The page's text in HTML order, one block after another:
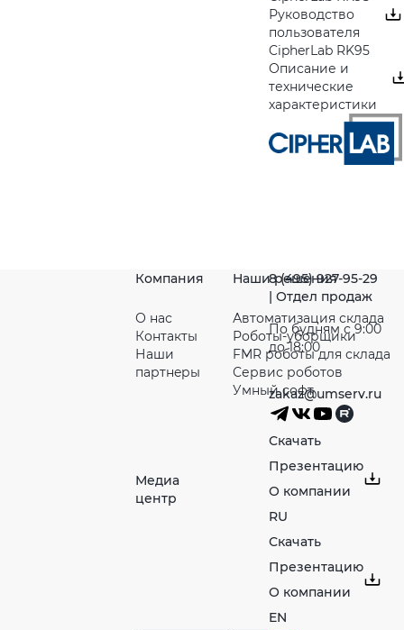
Руководство
пользователя
CipherLab RK95
Описание и
технические
характеристики
Компания
О нас
Контакты
Наши
партнeры
Медиа
центр
Наши решения
Автоматизация склада
Роботы-уборщики
FMR роботы для склада
Сервис роботов
Умный софт
8 (495) 927-95-29
| Отдел продаж
По будням с 9:00
до 18:00
zakaz@umserv.ru
Скачать
Презентацию
О компании
RU
Скачать
Презентацию
О компании
EN